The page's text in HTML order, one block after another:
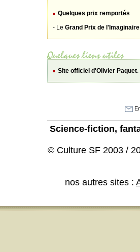
Quelques prix remportés
- Le Grand Prix de l'Imaginaire
Site officiel d'Olivier Paquet.
Science-fiction,
© Culture SF 2003 /
nos autres sites :